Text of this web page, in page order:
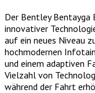
Der Bentley Bentayga
innovativer
auf ein neues Niveau
hochmodernen
und einem adaptiven
Vielzahl von
während der Fahrt